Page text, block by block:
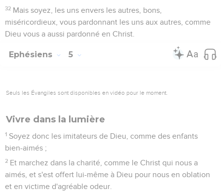
32 Mais soyez, les uns envers les autres, bons,
miséricordieux, vous pardonnant les uns aux autres, comme
Dieu vous a aussi pardonné en Christ.
Ephésiens 5
Seuls les Évangiles sont disponibles en vidéo pour le moment.
Vivre dans la lumière
1 Soyez donc les imitateurs de Dieu, comme des enfants
bien-aimés ;
2 Et marchez dans la charité, comme le Christ qui nous a
aimés, et s'est offert lui-même à Dieu pour nous en oblation
et en victime d'agréable odeur.